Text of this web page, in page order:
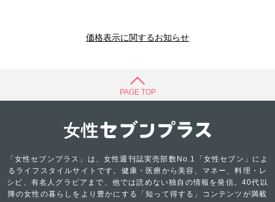
価格表示に関するお知らせ
PAGE TOP
「女性セブンプラス」は、女性週刊誌実売部数No.1「女性セブン」によ
るライフスタイルサイトです。健康・医療から美容、マネー、料理・レ
シピ、有名人グラビアまで、他では読めない独自の情報を発信。40代以
降の女性の暮らしをより豊かにする「知って得する」コンテンツが満載